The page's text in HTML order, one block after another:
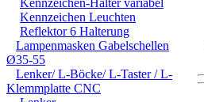
Kennzeichen-Halter variabel
Kennzeichen Leuchten
Reflektor 6 Halterung
Lampenmasken Gabelschellen
Ø35-55
Lenker/ L-Böcke/ L-Taster / L-
Klemmplatte CNC